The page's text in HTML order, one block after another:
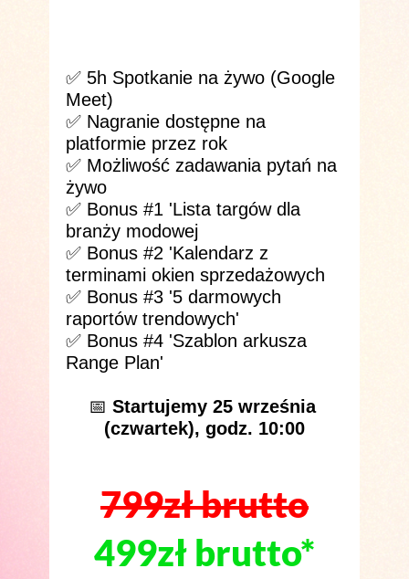
✅ 5h Spotkanie na żywo (Google
Meet)
✅ Nagranie dostępne na
platformie przez rok
✅ Możliwość zadawania pytań na
żywo
✅ Bonus #1 'Lista targów dla
branży modowej
✅ Bonus #2 'Kalendarz z
terminami okien sprzedażowych
✅ Bonus #3 '5 darmowych
raportów trendowych'
✅ Bonus #4 'Szablon arkusza
Range Plan'
📅 Startujemy 25 września
(czwartek), godz. 10:00
799zł brutto
499zł brutto*